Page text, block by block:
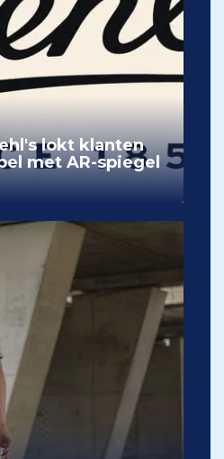
lokt klanten
met AR-spiegel